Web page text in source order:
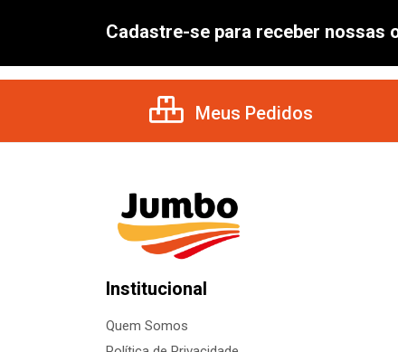
Cadastre-se para receber nossas
Meus Pedidos
Institucional
Quem Somos